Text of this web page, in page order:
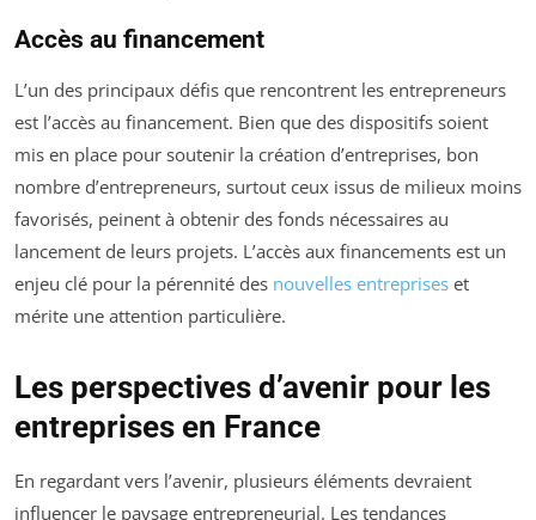
Accès au financement
L’un des principaux défis que rencontrent les entrepreneurs
est l’accès au financement. Bien que des dispositifs soient
mis en place pour soutenir la création d’entreprises, bon
nombre d’entrepreneurs, surtout ceux issus de milieux moins
favorisés, peinent à obtenir des fonds nécessaires au
lancement de leurs projets. L’accès aux financements est un
enjeu clé pour la pérennité des nouvelles entreprises et
mérite une attention particulière.
Les perspectives d’avenir pour les
entreprises en France
En regardant vers l’avenir, plusieurs éléments devraient
influencer le paysage entrepreneurial. Les tendances